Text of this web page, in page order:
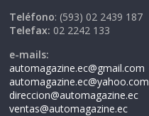
Teléfono: (593) 02 2439 187
Telefax: 02 2242 133
e-mails:
automagazine.ec@gmail.com
automagazine.ec@yahoo.com
direccion@automagazine.ec
ventas@automagazine.ec